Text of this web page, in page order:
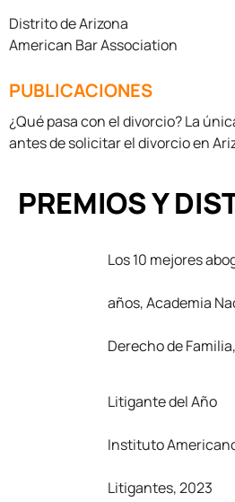
Distrito de Arizona
American Bar Association
PUBLICACIONES
¿Qué pasa con el divorcio? La
antes de solicitar el divorcio en
PREMIOS Y
Los 10 mejores
años, Academia
Derecho de
Litigante del Año
Instituto
Litigantes, 2023